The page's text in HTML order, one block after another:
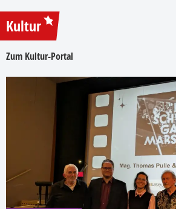
Kultur
Zum Kultur-Portal